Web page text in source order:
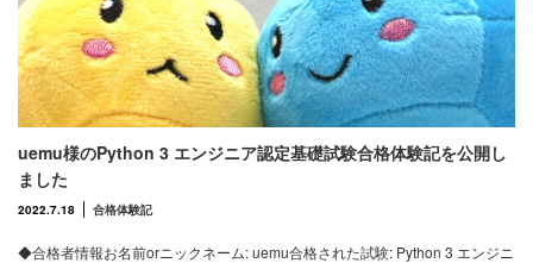
uemu様のPython 3 エンジニア認定基礎試験合格体験記を公開し
ました
2022.7.18 合格体験記
◆合格者情報お名前orニックネーム: uemu合格された試験: Python 3 エンジニ